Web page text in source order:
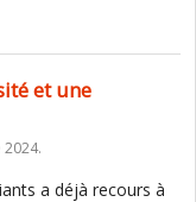
et une
a déjà recours à